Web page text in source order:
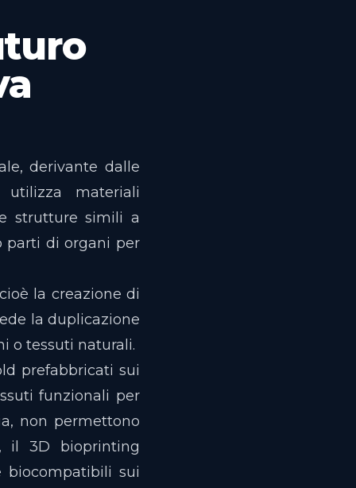
derivante dalle
materiali
strutture simili a
parti di organi per
la creazione di
la duplicazione
o tessuti naturali.
prefabbricati sui
funzionali per
non permettono
il 3D bioprinting
biocompatibili sui